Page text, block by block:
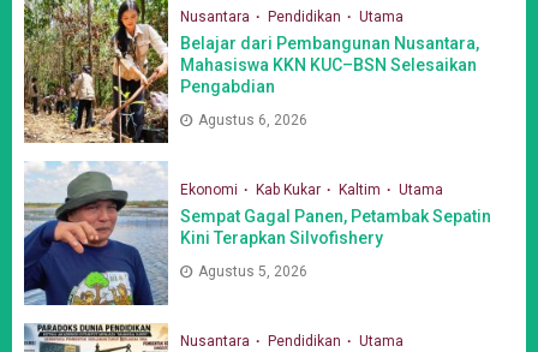
Nusantara Pendidikan Utama
Belajar dari Pembangunan Nusantara,
Mahasiswa KKN KUC–BSN Selesaikan
Pengabdian
Agustus 6, 2026
Ekonomi Kab Kukar Kaltim Utama
Sempat Gagal Panen, Petambak Sepatin
Kini Terapkan Silvofishery
Agustus 5, 2026
Nusantara Pendidikan Utama